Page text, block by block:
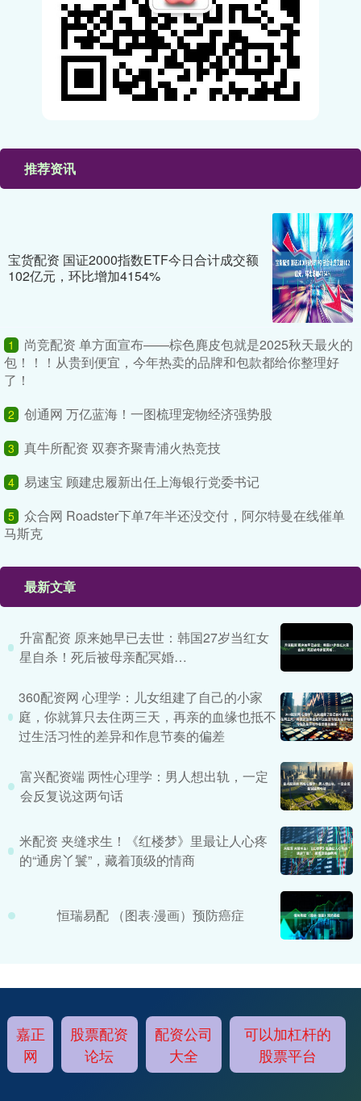
推荐资讯
宝货配资 国证2000指数ETF今日合计成交额
102亿元，环比增加4154%
1
尚竞配资 单方面宣布——棕色麂皮包就是2025秋天最火的
包！！！从贵到便宜，今年热卖的品牌和包款都给你整理好
了！
2 创通网 万亿蓝海！一图梳理宠物经济强势股
3 真牛所配资 双赛齐聚青浦火热竞技
4 易速宝 顾建忠履新出任上海银行党委书记
5 众合网 Roadster下单7年半还没交付，阿尔特曼在线催单
马斯克
最新文章
升富配资 原来她早已去世：韩国27岁当红女
星自杀！死后被母亲配冥婚…
360配资网 心理学：儿女组建了自己的小家
庭，你就算只去住两三天，再亲的血缘也抵不
过生活习性的差异和作息节奏的偏差
富兴配资端 两性心理学：男人想出轨，一定
会反复说这两句话
米配资 夹缝求生！《红楼梦》里最让人心疼
的“通房丫鬟”，藏着顶级的情商
恒瑞易配 （图表·漫画）预防癌症
嘉正
网
股票配资
论坛
配资公司
大全
可以加杠杆的
股票平台